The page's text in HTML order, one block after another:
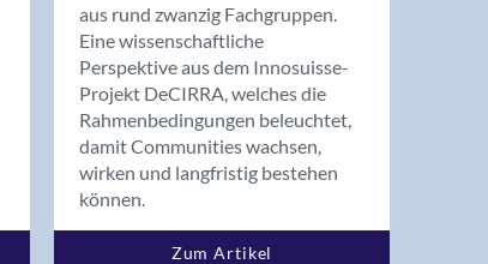
aus rund zwanzig Fachgruppen.
Eine wissenschaftliche
Perspektive aus dem Innosuisse-
Projekt DeCIRRA, welches die
Rahmenbedingungen beleuchtet,
damit Communities wachsen,
wirken und langfristig bestehen
können.
Zum Artikel